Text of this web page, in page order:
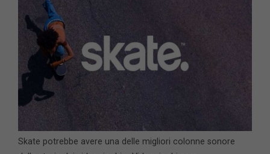
Skate potrebbe avere una delle migliori colonne sonore